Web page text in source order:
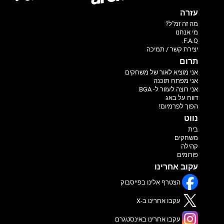
עזרה
מה זה זמ"ל?
מי אנחנו
F.A.Q.
יצירת קשר / תמיכה
תרום
אני מוציא לאור של משחקים
אני מפתח תוכנה
אני רוצה לעזור ל- BGA
דווח על באג
הפוך לפרמיום!
נווט
בית
משחקים
קהילה
פורומים
עקוב אחרינו
הצטרף אלינו בפייסבוק
עקבו אחרינו ב-X
עקבו אחרינו באינסטגרם